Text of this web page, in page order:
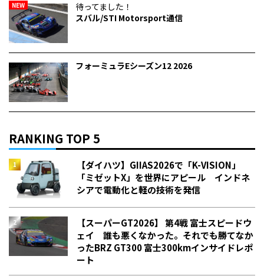
NEW
待ってました！
スバル/STI Motorsport通信
フォーミュラEシーズン12 2026
RANKING TOP 5
【ダイハツ】GIIAS2026で「K-VISION」
「ミゼットX」を世界にアピール インドネ
シアで電動化と軽の技術を発信
【スーパーGT2026】 第4戦 富士スピードウ
ェイ 誰も悪くなかった。それでも勝てなか
った――BRZ GT300 富士300kmインサイドレポ
ート